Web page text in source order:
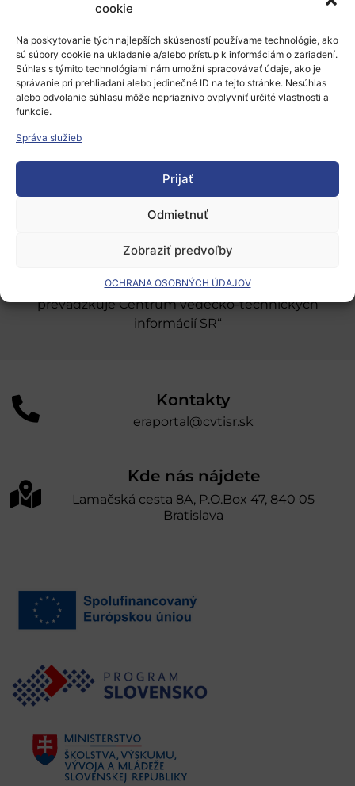
cookie
Na poskytovanie tých najlepších skúseností používame technológie, ako
sú súbory cookie na ukladanie a/alebo prístup k informáciám o zariadení.
Súhlas s týmito technológiami nám umožní spracovávať údaje, ako je
správanie pri prehliadaní alebo jedinečné ID na tejto stránke. Nesúhlas
alebo odvolanie súhlasu môže nepriaznivo ovplyvniť určité vlastnosti a
funkcie.
Správa služieb
Prijať
Odmietnuť
Zobraziť predvoľby
OCHRANA OSOBNÝCH ÚDAJOV
Európsky výskumný priestor
Grantové programy pre výskum
Odber noviniek
úniou v rámci Programu Slovensko. Portál
prevádzkuje Centrum vedecko-technických
informácií SR“
Kontakty
eraportal@cvtisr.sk
Kde nás nájdete
Lamačská cesta 8A, P.O.Box 47, 840 05
Bratislava